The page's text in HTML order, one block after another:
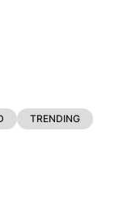
TRENDING